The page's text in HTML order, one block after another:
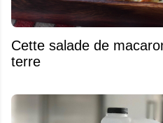
Cette salade de
terre